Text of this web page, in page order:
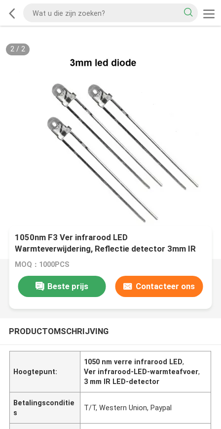
2/ 2
1050nm F3 Ver infrarood LED
Warmteverwijdering, Reflectie detector 3mm IR
LED
MOQ：1000PCS
Beste prijs Contacteer ons
PRODUCTOMSCHRIJVING
Hoogtepunt:
1050 nm verre infrarood LED,
Ver infrarood-LED-warmteafvoer,
3 mm IR LED-detector
Betalingsconditie
s
T/T, Western Union, Paypal